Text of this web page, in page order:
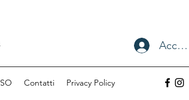
Accedi
Contatti Privacy Policy